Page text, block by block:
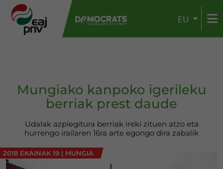
EU
Mungiako kanpoko igerileku
berriak prest daude
Udalak azpiegitura berriak ireki zituen atzo eta
hurrengo irailaren 16ra arte egongo dira zabalik
2018 EKAINAK 19 | MUNGIA